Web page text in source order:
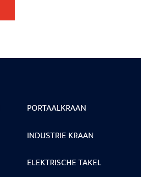
PORTAALKRAAN
INDUSTRIE KRAAN
ELEKTRISCHE TAKEL